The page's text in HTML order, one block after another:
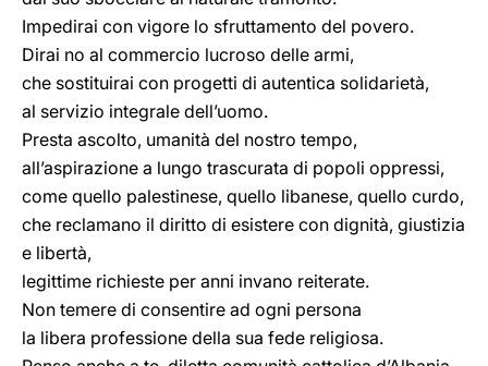
Impedirai con vigore lo sfruttamento del povero.
Dirai no al commercio lucroso delle armi,
che sostituirai con progetti di autentica solidarietà,
al servizio integrale dell’uomo.
Presta ascolto, umanità del nostro tempo,
all’aspirazione a lungo trascurata di popoli oppressi,
come quello palestinese, quello libanese, quello curdo,
che reclamano il diritto di esistere con dignità, giustizia
e libertà,
legittime richieste per anni invano reiterate.
Non temere di consentire ad ogni persona
la libera professione della sua fede religiosa.